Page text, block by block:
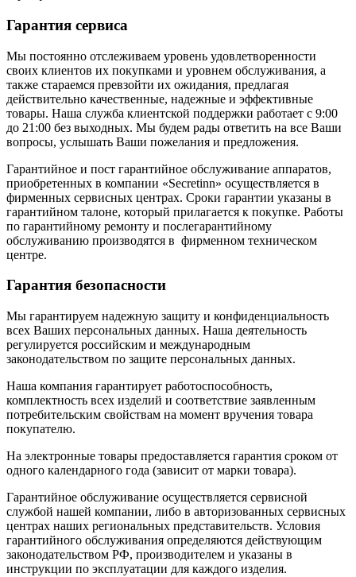
Гарантия сервиса
Мы постоянно отслеживаем уровень удовлетворенности
своих клиентов их покупками и уровнем обслуживания, а
также стараемся превзойти их ожидания, предлагая
действительно качественные, надежные и эффективные
товары. Наша служба клиентской поддержки работает с 9:00
до 21:00 без выходных. Мы будем рады ответить на все Ваши
вопросы, услышать Ваши пожелания и предложения.
Гарантийное и пост гарантийное обслуживание аппаратов,
приобретенных в компании «Secretinn» осуществляется в
фирменных сервисных центрах. Сроки гарантии указаны в
гарантийном талоне, который прилагается к покупке. Работы
по гарантийному ремонту и послегарантийному
обслуживанию производятся в фирменном техническом
центре.
Гарантия безопасности
Мы гарантируем надежную защиту и конфиденциальность
всех Ваших персональных данных. Наша деятельность
регулируется российским и международным
законодательством по защите персональных данных.
Наша компания гарантирует работоспособность,
комплектность всех изделий и соответствие заявленным
потребительским свойствам на момент вручения товара
покупателю.
На электронные товары предоставляется гарантия сроком от
одного календарного года (зависит от марки товара).
Гарантийное обслуживание осуществляется сервисной
службой нашей компании, либо в авторизованных сервисных
центрах наших региональных представительств. Условия
гарантийного обслуживания определяются действующим
законодательством РФ, производителем и указаны в
инструкции по эксплуатации для каждого изделия.